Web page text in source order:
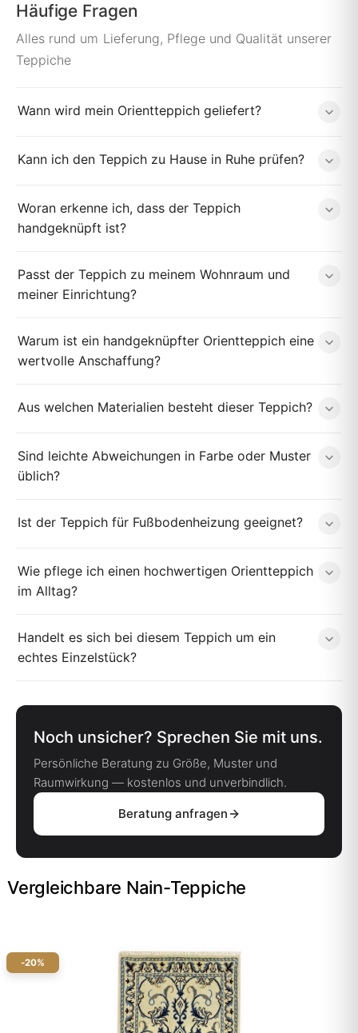
Häufige Fragen
Alles rund um Lieferung, Pflege und Qualität unserer
Teppiche
Wann wird mein Orientteppich geliefert?
Kann ich den Teppich zu Hause in Ruhe prüfen?
Woran erkenne ich, dass der Teppich
handgeknüpft ist?
Passt der Teppich zu meinem Wohnraum und
meiner Einrichtung?
Warum ist ein handgeknüpfter Orientteppich eine
wertvolle Anschaffung?
Aus welchen Materialien besteht dieser Teppich?
Sind leichte Abweichungen in Farbe oder Muster
üblich?
Ist der Teppich für Fußbodenheizung geeignet?
Wie pflege ich einen hochwertigen Orientteppich
im Alltag?
Handelt es sich bei diesem Teppich um ein
echtes Einzelstück?
Noch unsicher? Sprechen Sie mit uns.
Persönliche Beratung zu Größe, Muster und
Raumwirkung — kostenlos und unverbindlich.
Beratung anfragen
Vergleichbare Nain-Teppiche
-20%